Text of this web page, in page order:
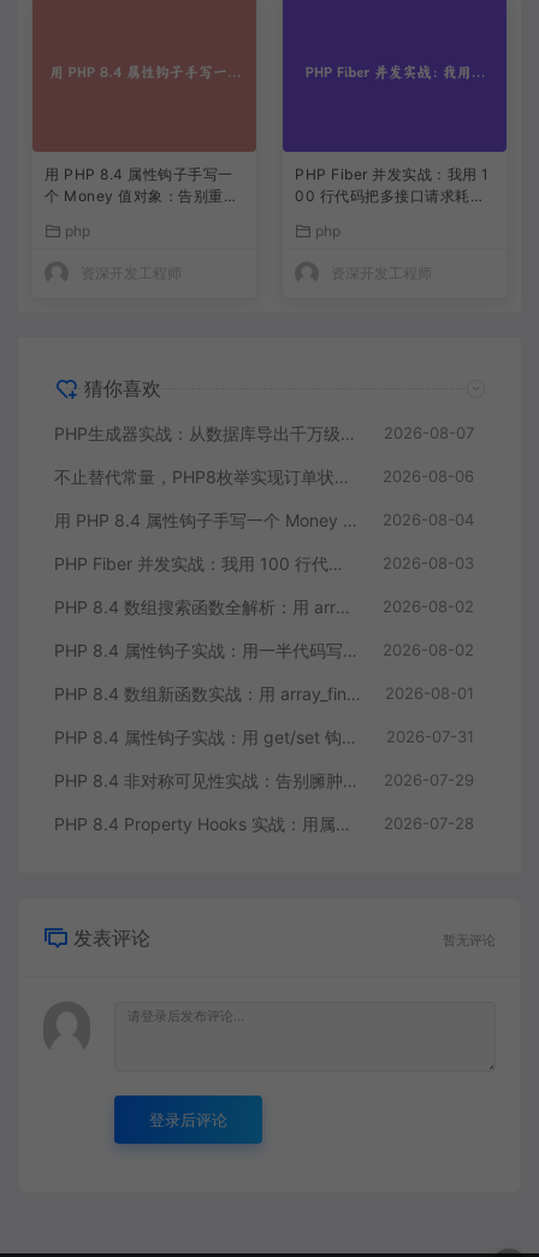
用 PHP 8.4 属性钩子手写一
个 Money 值对象：告别重复
php
资深开发工程师
PHP Fiber 并发实战：我用 1
00 行代码把多接口请求耗时
php
资深开发工程师
猜你喜欢
PHP生成器实战：从数据库导出千万级CSV内存零压力 2026-08-07
不止替代常量，PHP8枚举实现订单状态机，让代码自己说话 2026-08-06
用 PHP 8.4 属性钩子手写一个 Money 值对象：告别重复的 getter/setter 2026-08-04
PHP Fiber 并发实战：我用 100 行代码把多接口请求耗时缩到三分之一 2026-08-03
PHP 8.4 数组搜索函数全解析：用 array_find 终结你的十行 foreach 2026-08-02
PHP 8.4 属性钩子实战：用一半代码写出更健壮的模型类 2026-08-02
PHP 8.4 数组新函数实战：用 array_find 和 array_any 重构集合查询逻辑 2026-08-01
PHP 8.4 属性钩子实战：用 get/set 钩子告别无意义的样板代码 2026-07-31
PHP 8.4 非对称可见性实战：告别臃肿的 getter/setter 控制读写分离 2026-07-29
PHP 8.4 Property Hooks 实战：用属性钩子替代臃肿的 getter/setter 2026-07-28
发表评论 暂无评论
登录后评论